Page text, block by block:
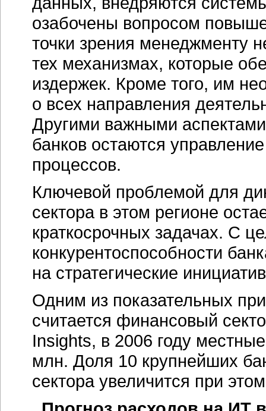
озабочены вопросом
точки зрения менеджменту
тех механизмах, которые
издержек. Кроме того, им
о всех направления
Другими важными
банков остаются
процессов.
Ключевой проблемой для
сектора в этом регионе
краткосрочных задачах. С
конкурентоспособности
на стратегические
Одним из показательных
считается финансовый
Insights, в 2006 году
млн. Доля 10 крупнейших
сектора увеличится при